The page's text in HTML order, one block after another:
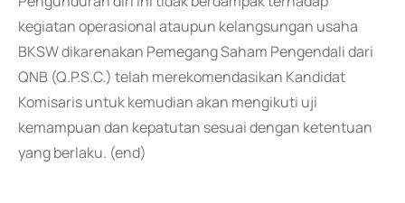
kegiatan operasional ataupun kelangsungan usaha
BKSW dikarenakan Pemegang Saham Pengendali dari
QNB (Q.P.S.C.) telah merekomendasikan Kandidat
Komisaris untuk kemudian akan mengikuti uji
kemampuan dan kepatutan sesuai dengan ketentuan
yang berlaku. (end)